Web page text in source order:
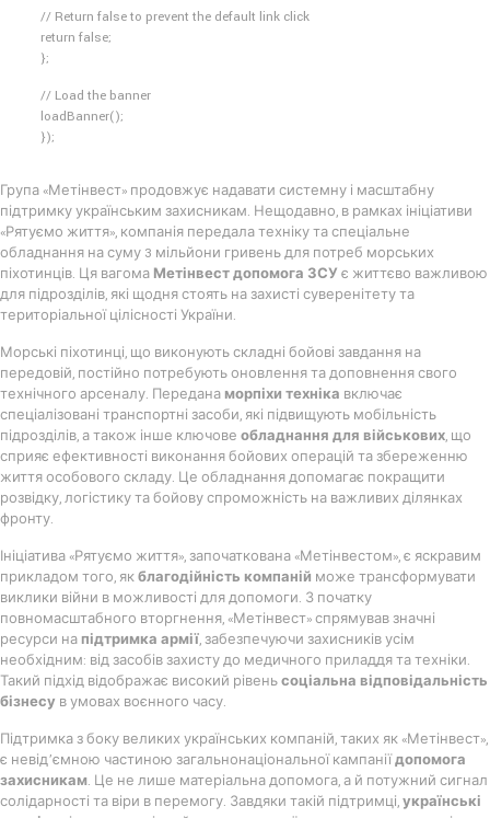
// Return false to prevent the default link click
return false;
};
// Load the banner
loadBanner();
});
Група «Метінвест» продовжує надавати системну і масштабну
підтримку українським захисникам. Нещодавно, в рамках ініціативи
«Рятуємо життя», компанія передала техніку та спеціальне
обладнання на суму 3 мільйони гривень для потреб морських
піхотинців. Ця вагома Метінвест допомога ЗСУ є життєво важливою
для підрозділів, які щодня стоять на захисті суверенітету та
територіальної цілісності України.
Морські піхотинці, що виконують складні бойові завдання на
передовій, постійно потребують оновлення та доповнення свого
технічного арсеналу. Передана морпіхи техніка включає
спеціалізовані транспортні засоби, які підвищують мобільність
підрозділів, а також інше ключове обладнання для військових, що
сприяє ефективності виконання бойових операцій та збереженню
життя особового складу. Це обладнання допомагає покращити
розвідку, логістику та бойову спроможність на важливих ділянках
фронту.
Ініціатива «Рятуємо життя», започаткована «Метінвестом», є яскравим
прикладом того, якблагодійність компаній може трансформувати
виклики війни в можливості для допомоги. З початку
повномасштабного вторгнення, «Метінвест» спрямував значні
ресурси на підтримка армії, забезпечуючи захисників усім
необхідним: від засобів захисту до медичного приладдя та техніки.
Такий підхід відображає високий рівеньсоціальна відповідальність
бізнесу в умовах воєнного часу.
Підтримка з боку великих українських компаній, таких як «Метінвест»,
є невід’ємною частиною загальнонаціональної кампаніїдопомога
захисникам. Це не лише матеріальна допомога, а й потужний сигнал
солідарності та віри в перемогу. Завдяки такій підтримці,українські